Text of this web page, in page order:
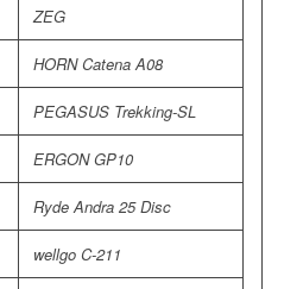
ZEG
HORN Catena A08
PEGASUS Trekking-SL
ERGON GP10
Ryde Andra 25 Disc
wellgo C-211